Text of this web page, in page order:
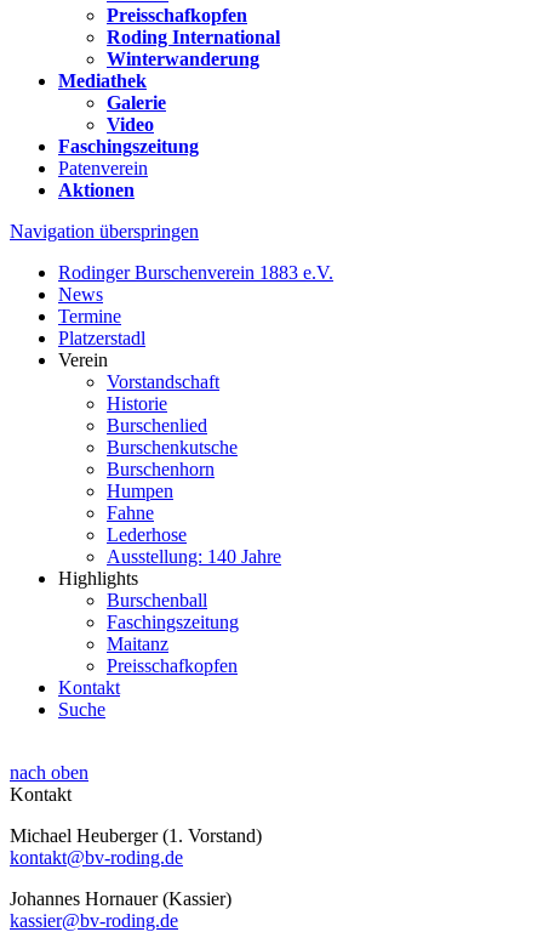
Preisschafkopfen
Roding International
Winterwanderung
Mediathek
Galerie
Video
Faschingszeitung
Patenverein
Aktionen
Navigation überspringen
Rodinger Burschenverein 1883 e.V.
News
Termine
Platzerstadl
Verein
Vorstandschaft
Historie
Burschenlied
Burschenkutsche
Burschenhorn
Humpen
Fahne
Lederhose
Ausstellung: 140 Jahre
Highlights
Burschenball
Faschingszeitung
Maitanz
Preisschafkopfen
Kontakt
Suche
nach oben
Kontakt
Michael Heuberger (1. Vorstand)
kontakt@bv-roding.de
Johannes Hornauer (Kassier)
kassier@bv-roding.de